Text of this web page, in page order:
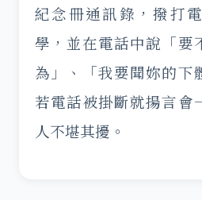
紀念冊通訊錄，撥打
學，並在電話中說「要
為」、「我要聞妳的下
若電話被掛斷就揚言會
人不堪其擾。